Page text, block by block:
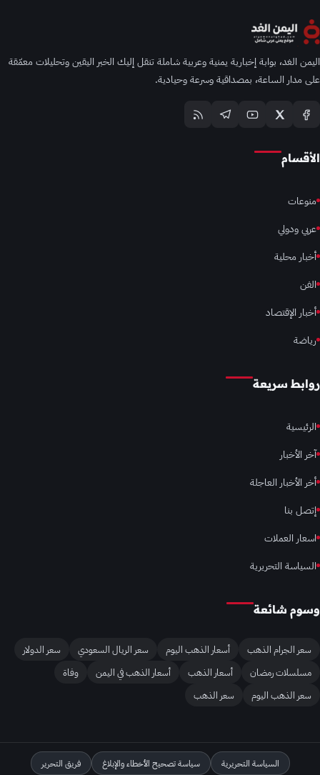
اليمن الغد، بوابة إخبارية يمنية وعربية شاملة تنقل إليك الخبر اليقين وتحليلات معمّقة
على مدار الساعة، بمصداقية وسرعة وحيادية.
الأقسام
منوعات
عربي ودولي
أخبار محلية
الفن
أخبار الإقتصاد
رياضة
روابط سريعة
الرئيسية
آخر الأخبار
أخر الأخبار العاجلة
إتصل بنا
اسعار العملات
السياسة التحريرية
وسوم شائعة
سعر الجرام الذهب أسعار الذهب اليوم سعر الريال السعودي
سعر الدولار
مسلسلات رمضان
أسعار الذهب أسعار الذهب في اليمن
وفاة
سعر الذهب اليوم
سعر الذهب
السياسة التحريرية سياسة تصحيح الأخطاء والإبلاغ فريق التحرير